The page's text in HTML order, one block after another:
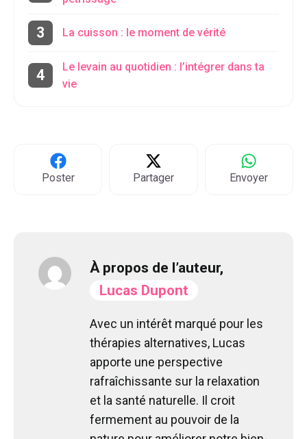
La cuisson : le moment de vérité
Le levain au quotidien : l’intégrer dans ta
vie
Poster Partager Envoyer
À propos de l’auteur,
Lucas Dupont
Avec un intérêt marqué pour les
thérapies alternatives, Lucas
apporte une perspective
rafraîchissante sur la relaxation
et la santé naturelle. Il croit
fermement au pouvoir de la